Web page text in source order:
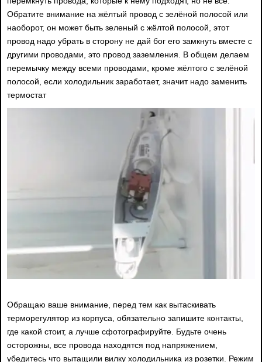
Обратите внимание на жёлтый провод с зелёной полосой или
наоборот, он может быть зеленый с жёлтой полосой, этот
провод надо убрать в сторону не дай бог его замкнуть вместе с
другими проводами, это провод заземления. В общем делаем
перемычку между всеми проводами, кроме жёлтого с зелёной
полосой, если холодильник заработает, значит надо заменить
термостат
Обращаю ваше внимание, перед тем как вытаскивать
терморегулятор из корпуса, обязательно запишите контакты,
где какой стоит, а лучше сфотографируйте. Будьте очень
осторожны, все провода находятся под напряжением,
убедитесь что вытащили вилку холодильника из розетки. Режим